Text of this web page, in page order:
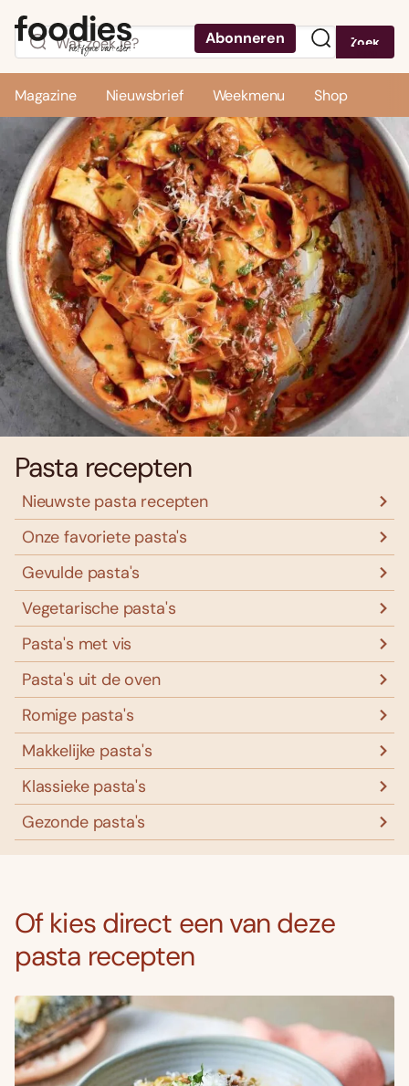
Abonneren Zoek
Magazine Nieuwsbrief Weekmenu Shop
Pasta recepten
Nieuwste pasta recepten
Onze favoriete pasta's
Gevulde pasta's
Vegetarische pasta's
Pasta's met vis
Pasta's uit de oven
Romige pasta's
Makkelijke pasta's
Klassieke pasta's
Gezonde pasta's
Of kies direct een van deze
pasta recepten